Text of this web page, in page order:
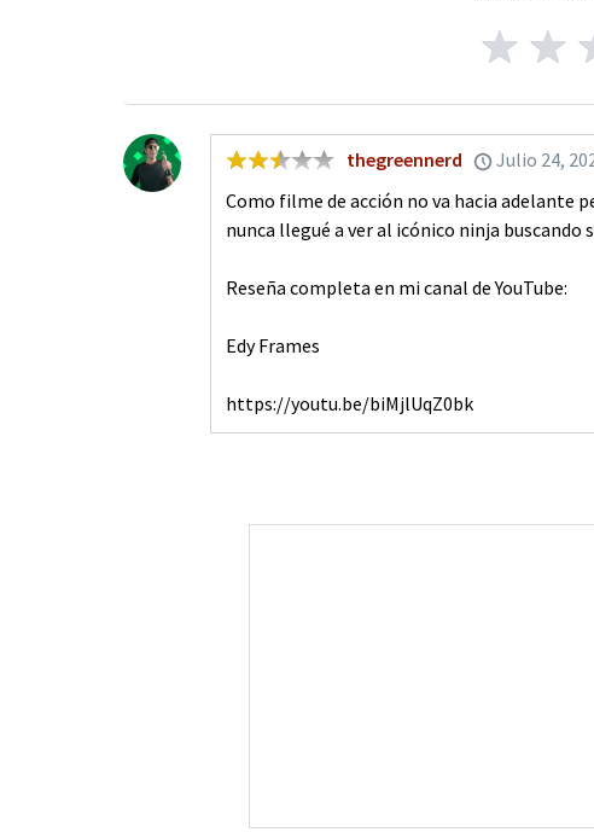
thegreennerd
Julio 24,
Como filme de acción no va hacia adelante
nunca llegué a ver al icónico ninja buscando
Reseña completa en mi canal de YouTube:
Edy Frames
https://youtu.be/biMjlUqZ0bk